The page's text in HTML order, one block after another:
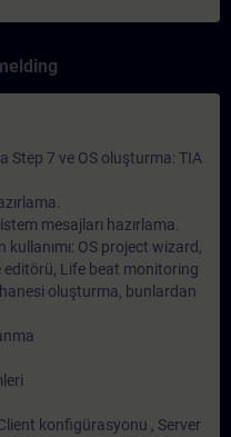
Step 7 ve OS oluşturma: TIA
mesajları hazırlama.
OS project wizard,
Life beat monitoring
oluşturma, bunlardan
konfigürasyonu , Server